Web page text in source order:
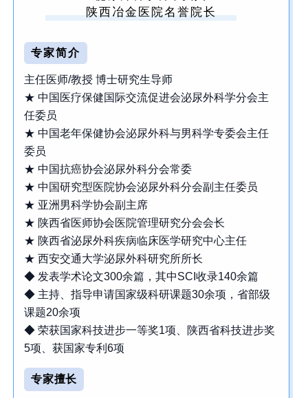
陕西冶金医院名誉院长
专家简介
主任医师/教授 博士研究生导师
★ 中国医疗保健国际交流促进会泌尿外科学分会主
任委员
★ 中国老年保健协会泌尿外科与男科学专委会主任
委员
★ 中国抗癌协会泌尿外科分会常委
★ 中国研究型医院协会泌尿外科分会副主任委员
★ 亚洲男科学协会副主席
★ 陕西省医师协会医院管理研究分会会长
★ 陕西省泌尿外科疾病临床医学研究中心主任
★ 西安交通大学泌尿外科研究所所长
◆ 发表学术论文300余篇，其中SCI收录140余篇
◆ 主持、指导申请国家级科研课题30余项，省部级
课题20余项
◆ 荣获国家科技进步一等奖1项、陕西省科技进步奖
5项、获国家专利6项
专家擅长